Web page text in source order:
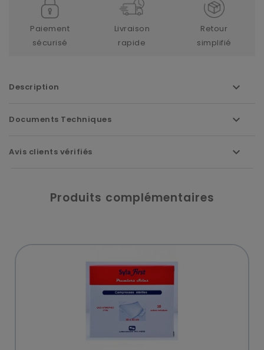
Paiement
sécurisé
Livraison
rapide
Retour
simplifié
Description
Documents Techniques
Avis clients vérifiés
Produits complémentaires